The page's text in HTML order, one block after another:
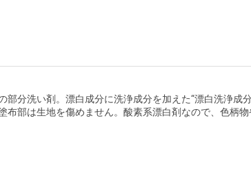
分洗い剤。漂白成分に洗浄成分を加えた“漂白洗浄成
部は生地を傷めません。酸素系漂白剤なので、色柄